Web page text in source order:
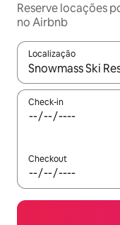
Reserve locações
no Airbnb
Localização
Quando os
Check-in
Checkout